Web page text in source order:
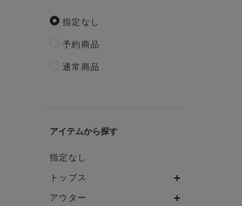
指定なし
予約商品
通常商品
アイテム
指定なし
トップス
アウター